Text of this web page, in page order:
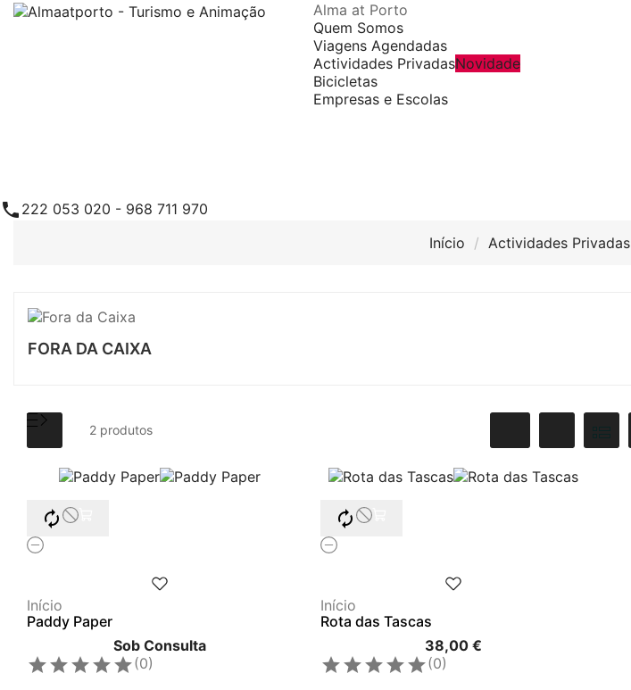
Alma at Porto
Quem Somos
Viagens Agendadas
Actividades PrivadasNovidade
Bicicletas
Empresas e Escolas
 222 053 020 - 968 711 970
Início
Actividades Privadas
FORA DA CAIXA
2 produtos

Início
Paddy Paper
Sob Consulta
(0)

Início
Rota das Tascas
38,00 €
(0)